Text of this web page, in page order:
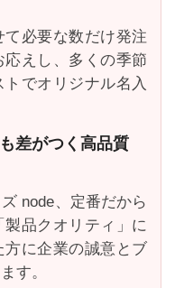
て必要な数だけ発注
応えし、多くの季節
でオリジナル名入
差がつく高品質
node、定番だから
品クオリティ」に
に企業の誠意とブ
す。